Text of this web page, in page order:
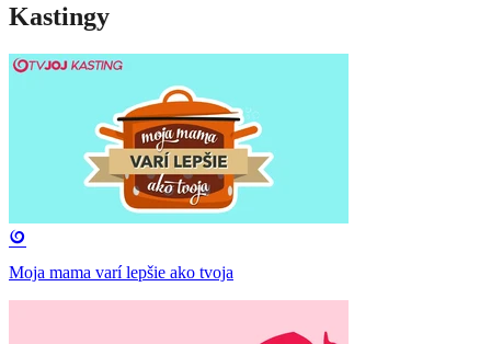
Kastingy
Moja mama varí lepšie ako tvoja